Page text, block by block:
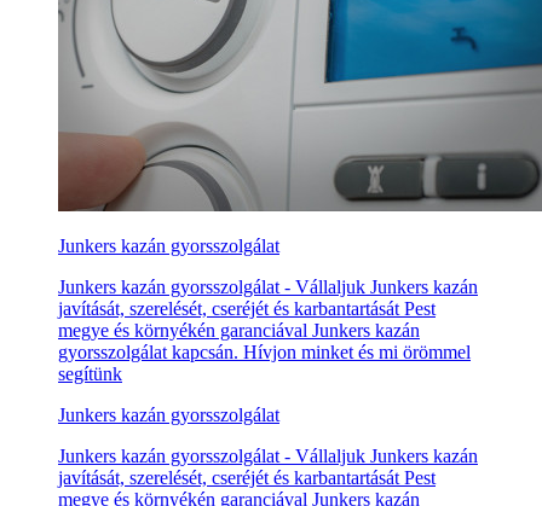
Junkers kazán gyorsszolgálat
Junkers kazán gyorsszolgálat - Vállaljuk Junkers kazán
javítását, szerelését, cseréjét és karbantartását Pest
megye és környékén garanciával Junkers kazán
gyorsszolgálat kapcsán. Hívjon minket és mi örömmel
segítünk
Junkers kazán gyorsszolgálat
Junkers kazán gyorsszolgálat - Vállaljuk Junkers kazán
javítását, szerelését, cseréjét és karbantartását Pest
megye és környékén garanciával Junkers kazán